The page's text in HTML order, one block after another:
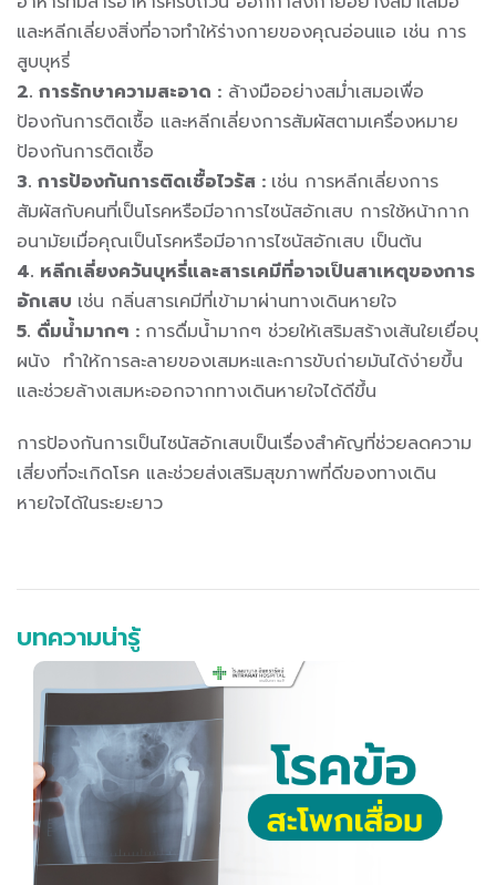
และหลีกเลี่ยงสิ่งที่อาจทำให้ร่างกายของคุณอ่อนแอ เช่น การ
สูบบุหรี่
2. การรักษาความสะอาด : ล้างมืออย่างสม่ำเสมอเพื่อ
ป้องกันการติดเชื้อ และหลีกเลี่ยงการสัมผัสตามเครื่องหมาย
ป้องกันการติดเชื้อ
3. การป้องกันการติดเชื้อไวรัส : เช่น การหลีกเลี่ยงการ
สัมผัสกับคนที่เป็นโรคหรือมีอาการไซนัสอักเสบ การใช้หน้ากาก
อนามัยเมื่อคุณเป็นโรคหรือมีอาการไซนัสอักเสบ เป็นต้น
4. หลีกเลี่ยงควันบุหรี่และสารเคมีที่อาจเป็นสาเหตุของการ
อักเสบ เช่น กลิ่นสารเคมีที่เข้ามาผ่านทางเดินหายใจ
5. ดื่มน้ำมากๆ : การดื่มน้ำมากๆ ช่วยให้เสริมสร้างเส้นใยเยื่อบุ
ผนัง ทำให้การละลายของเสมหะและการขับถ่ายมันได้ง่ายขึ้น
และช่วยล้างเสมหะออกจากทางเดินหายใจได้ดีขึ้น
การป้องกันการเป็นไซนัสอักเสบเป็นเรื่องสำคัญที่ช่วยลดความ
เสี่ยงที่จะเกิดโรค และช่วยส่งเสริมสุขภาพที่ดีของทางเดิน
หายใจได้ในระยะยาว
บทความน่ารู้